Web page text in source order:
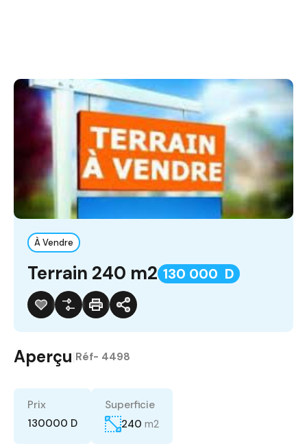
À Vendre
Terrain 240 m2 130 000 D
Aperçu Réf- 4498
Prix
130000 D
Superficie
240 m2